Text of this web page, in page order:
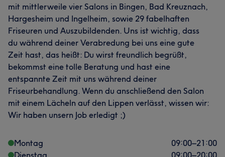
mit mittlerweile vier Salons in Bingen, Bad Kreuznach,
Hargesheim und Ingelheim, sowie 29 fabelhaften
Friseuren und Auszubildenden. Uns ist wichtig, dass
du während deiner Verabredung bei uns eine gute
Zeit hast, das heißt: Du wirst freundlich begrüßt,
bekommst eine tolle Beratung und hast eine
entspannte Zeit mit uns während deiner
Friseurbehandlung. Wenn du anschließend den Salon
mit einem Lächeln auf den Lippen verlässt, wissen wir:
Wir haben unsern Job erledigt ;)
Montag 09:00–21:00
Dienstag
09:00–20:00